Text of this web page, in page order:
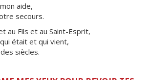
aide,
secours.
au Fils et au Saint-Esprit,
était et qui vient,
siècles.